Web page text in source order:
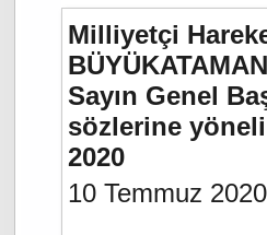
Milliyetçi
Sayın Genel
sözlerine
2020
10 Temmuz 2020